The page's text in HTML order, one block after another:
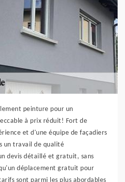
peinture pour un
à prix réduit! Fort de
et d'une équipe de façadiers
un travail de qualité
devis détaillé et gratuit, sans
déplacement gratuit pour
sont parmi les plus abordables